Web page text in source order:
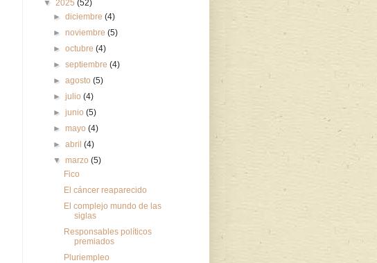
▼ 2025 (52)
►diciembre(4)
►noviembre(5)
►octubre(4)
►septiembre(4)
►agosto(5)
►julio(4)
►junio(5)
►mayo(4)
►abril(4)
▼marzo(5)
Fico
El cáncer reaparecido
El complejo mundo de las
siglas
Responsables políticos
premiados
Pluriempleo